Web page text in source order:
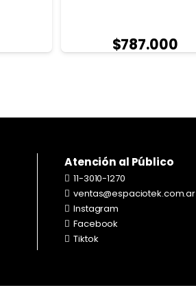
$787.000
Atención al Público
11-3010-1270
ventas@espaciotek.com.ar
Instagram
Facebook
Tiktok